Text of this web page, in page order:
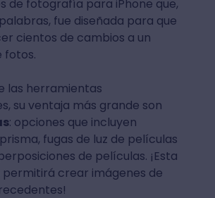
de fotografía para iPhone que,
fue diseñada para que
cientos de cambios a un
fotos.
las herramientas
su ventaja más grande son
: opciones que incluyen
fugas de luz de películas
de películas. ¡Esta
crear imágenes de